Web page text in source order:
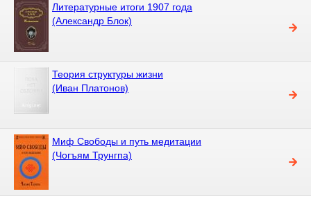
Литературные итоги 1907 года
(Александр Блок)
Теория структуры жизни
(Иван Платонов)
Миф Свободы и путь медитации
(Чогъям Трунгпа)